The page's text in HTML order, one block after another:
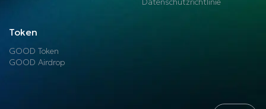
Token
GOOD Token
GOOD Airdrop